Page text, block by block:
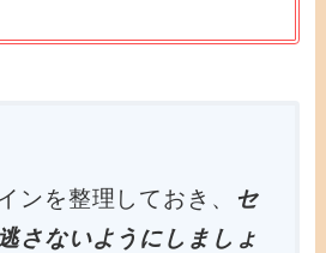
ンを整理しておき、
セ
さないようにしましょ